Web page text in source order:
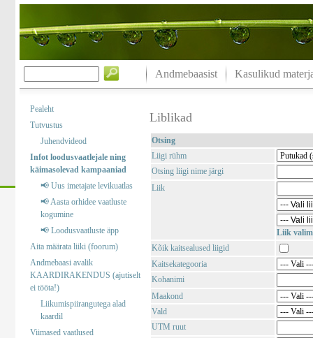
Andmebaasist Kasulikud
Pealeht
Tutvustus
Juhendvideod
Infot loodusvaatlejale ning
käimasolevad kampaaniad
📢 Uus imetajate levikuatlas
📢 Aasta orhidee vaatluste
kogumine
📢 Loodusvaatluste äpp
Aita määrata liiki (foorum)
Andmebaasi avalik
KAARDIRAKENDUS (ajutiselt
ei tööta!)
Liikumispiirangutega alad
kaardil
Viimased vaatlused
Liblikad
Otsing
Liigi rühm
Otsing liigi nime järgi
Liik
Liik
Kõik kaitsealused liigid
Kaitsekategooria
Kohanimi
Maakond
Vald
UTM ruut